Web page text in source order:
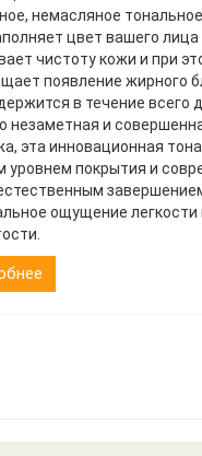
немасляное
цвет вашего лица
чистоту кожи и при
появление жирного
в течение всего
незаметная и
эта инновационная
уровнем покрытия и
ощущение легкости